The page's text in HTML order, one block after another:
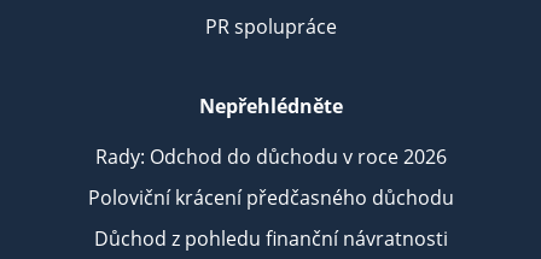
PR spolupráce
Nepřehlédněte
Rady: Odchod do důchodu v roce 2026
Poloviční krácení předčasného důchodu
Důchod z pohledu finanční návratnosti